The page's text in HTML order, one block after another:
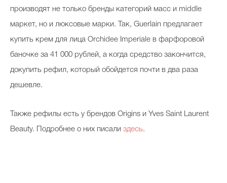
производят не только бренды категорий масс и middle
маркет, но и люксовые марки. Так, Guerlain предлагает
купить крем для лица Orchidee Imperiale в фарфоровой
баночке за 41 000 рублей, а когда средство закончится,
докупить рефил, который обойдется почти в два раза
дешевле.
Также рефилы есть у брендов Origins и Yves Saint Laurent
Beauty. Подробнее о них писали здесь.